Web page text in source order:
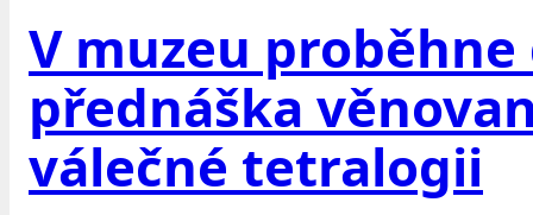
V muzeu proběhne
přednáška
válečné tetralogii